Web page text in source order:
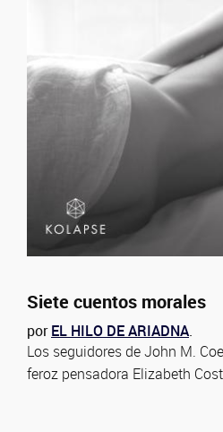
Siete cuentos morales
porEL HILO DE ARIADNA.
Los seguidores de John M.
feroz pensadora Elizabeth